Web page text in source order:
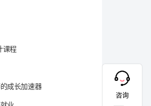
课程
成长加速器
咨询